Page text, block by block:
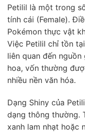
Petilil là một trong
tính cái (Female).
Pokémon thực vật
Việc Petilil chỉ tồn
liên quan đến
hoa, vốn thường
nhiều nền văn hóa.
Dạng Shiny của
dạng thông thường.
xanh lam nhạt hoặc